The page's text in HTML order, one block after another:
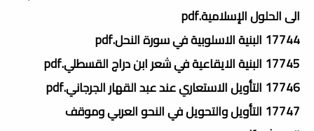
الى الحلول الإسلامية.pdf
17744 البنية الاسلوبية في سورة النحل.pdf
17745 البنية الايقاعية في شعر ابن دراج القسطلي.pdf
17746 التأويل الاستعاري عند عبد القهار الجرجاني.pdf
17747 التأويل والتحويل في النحو العربي وموقف